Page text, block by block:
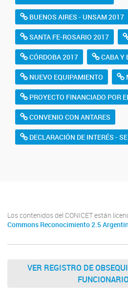
BUENOS AIRES - UNSAM 2017
SANTA FE-ROSARIO 2017
CÓRDOBA 2017 CABA Y
NUEVO EQUIPAMIENTO
PROYECTO FINANCIADO POR
CONVENIO CON ANTARES
DECLARACIÓN DE INTERÉS -
Los contenidos del CONICET están
Commons Reconocimiento 2.5
VER REGISTRO DE